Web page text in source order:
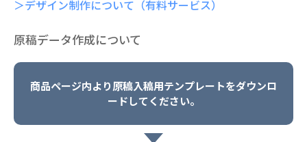
＞デザイン制作について（有料サービス）
原稿データ作成について
商品ページ内より原稿入稿用テンプレートをダウンロ
ードしてください。